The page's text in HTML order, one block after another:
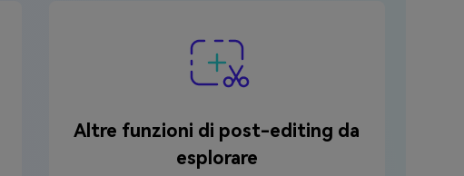
Altre funzioni di post-editing da
esplorare